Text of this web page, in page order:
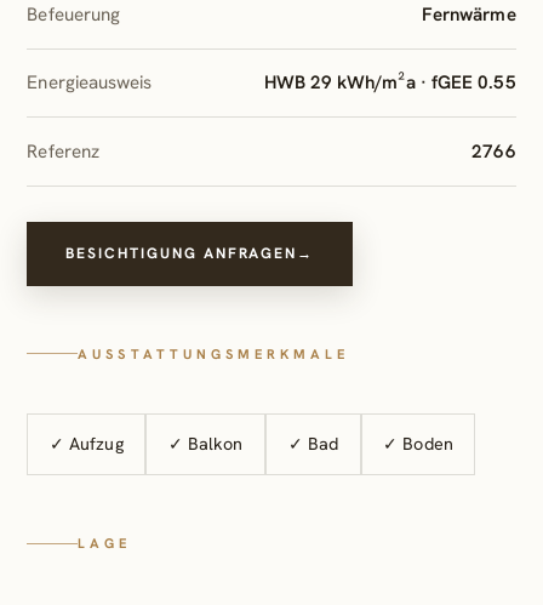
Befeuerung Fernwärme
Energieausweis HWB 29 kWh/m²a· fGEE 0.55
Referenz 2766
BESICHTIGUNG ANFRAGEN →
AUSSTATTUNGSMERKMALE
✓ Aufzug ✓ Balkon ✓ Bad ✓ Boden
LAGE